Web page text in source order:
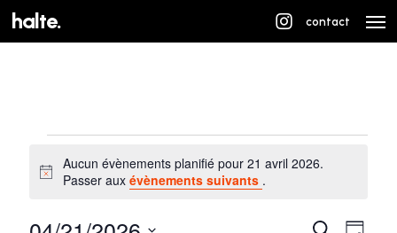
Skip
to
halte. contact
Évènements
for
21
Notice
Aucun évènements planifié pour 21 avril 2026.
Passer aux évènements suivants .